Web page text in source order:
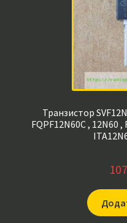
Транзистор
FQPF12N60C , 12N60